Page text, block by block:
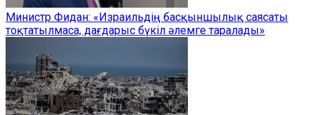
Министр Фидан: «Израильдің басқыншылық саясаты
тоқтатылмаса, дағдарыс бүкіл әлемге таралады»